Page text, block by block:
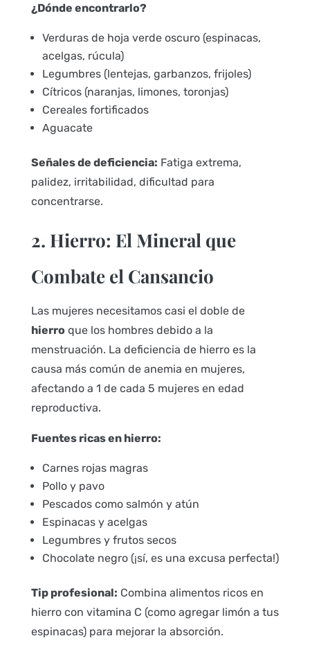
¿Dónde encontrarlo?
Verduras de hoja verde oscuro (espinacas,
acelgas, rúcula)
Legumbres (lentejas, garbanzos, frijoles)
Cítricos (naranjas, limones, toronjas)
Cereales fortificados
Aguacate
Señales de deficiencia: Fatiga extrema,
palidez, irritabilidad, dificultad para
concentrarse.
2. Hierro: El Mineral que
Combate el Cansancio
Las mujeres necesitamos casi el doble de
hierroque los hombres debido a la
menstruación. La deficiencia de hierro es la
causa más común de anemia en mujeres,
afectando a 1 de cada 5 mujeres en edad
reproductiva.
Fuentes ricas en hierro:
Carnes rojas magras
Pollo y pavo
Pescados como salmón y atún
Espinacas y acelgas
Legumbres y frutos secos
Chocolate negro (¡sí, es una excusa perfecta!)
Tip profesional: Combina alimentos ricos en
hierro con vitamina C (como agregar limón a tus
espinacas) para mejorar la absorción.